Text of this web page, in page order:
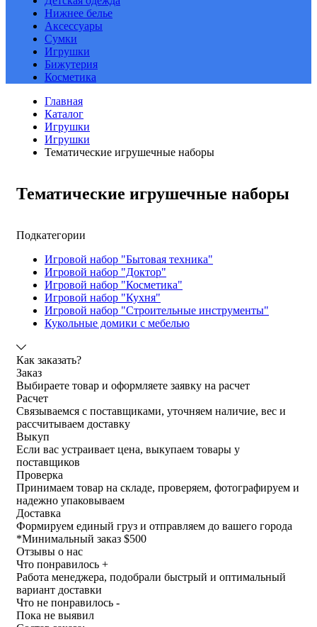
Нижнее белье
Аксессуары
Сумки
Игрушки
Бижутерия
Косметика
Главная
Каталог
Игрушки
Игрушки
Тематические игрушечные наборы
Тематические игрушечные наборы
Подкатегории
Игровой набор "Бытовая техника"
Игровой набор "Доктор"
Игровой набор "Косметика"
Игровой набор "Кухня"
Игровой набор "Строительные инструменты"
Кукольные домики с мебелью
Как заказать?
Заказ
Выбираете товар и оформляете заявку на расчет
Расчет
Связываемся с поставщиками, уточняем наличие, вес и
рассчитываем доставку
Выкуп
Если вас устраивает цена, выкупаем товары у
поставщиков
Проверка
Принимаем товар на складе, проверяем, фотографируем и
надежно упаковываем
Доставка
Формируем единый груз и отправляем до вашего города
*Минимальный заказ $500
Отзывы о нас
Что понравилось +
Работа менеджера, подобрали быстрый и оптимальный
вариант доставки
Что не понравилось -
Пока не выявил